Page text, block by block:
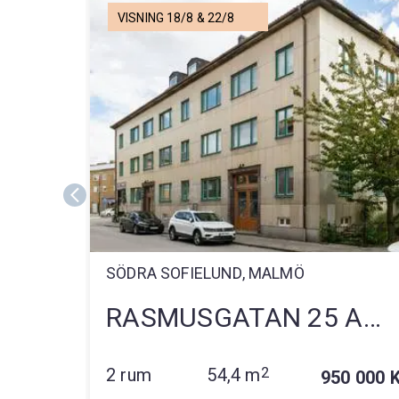
VISNING 18/8 & 22/8
SÖDRA SOFIELUND, MALMÖ
RASMUSGATAN 25 A
2 rum 54,4 m2 950 000